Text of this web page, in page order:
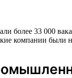
более 33 000
компании